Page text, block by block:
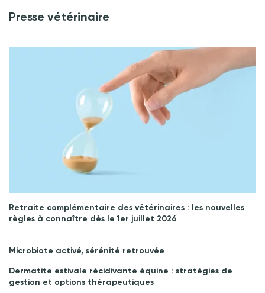
Presse vétérinaire
Retraite complémentaire des vétérinaires : les nouvelles
règles à connaître dès le 1er juillet 2026
Microbiote activé, sérénité retrouvée
Dermatite estivale récidivante équine : stratégies de
gestion et options thérapeutiques